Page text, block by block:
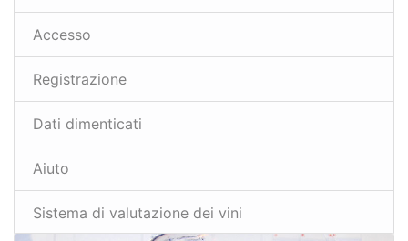
Accesso
Registrazione
Dati dimenticati
Aiuto
Sistema di valutazione dei vini